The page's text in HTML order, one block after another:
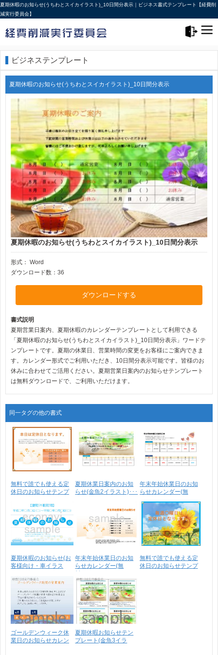
夏期休暇のお知らせ(うちわとスイカイラスト)_10日間分表示｜ビジネス書式テンプレート【経費削
減実行委員会】
ビジネステンプレート
夏期休暇のお知らせ(うちわとスイカイラスト)_10日間分表示
夏期休暇のお知らせ(うちわとスイカイラスト)_10日間分表示
形式： Word
ダウンロード数：36
ダウンロードする
書式説明
夏期営業日案内、夏期休暇のカレンダーテンプレートとして利用できる
「夏期休暇のお知らせ(うちわとスイカイラスト)_10日間分表示」ワードテ
ンプレートです。夏期の休業日、営業時間の変更をお客様にご案内できま
す。カレンダー形式でご利用いただき、10日間分表示可能です。皆様のお
休みに合わせてご活用ください。夏期営業日案内のお知らせテンプレート
は無料ダウンロードで、ご利用いただけます。
同一タグの他の書式
無料で誰でも使える定
休日のお知らせテンプ
夏期休業日案内のお知
らせ(金魚2イラスト)･･･
年末年始休業日のお知
らせカレンダー(無
夏期休暇のお知らせ(お
客様向け・車イラス
年末年始休業日のお知
らせカレンダー(無
無料で誰でも使える定
休日のお知らせテンプ
ゴールデンウィーク休
業日のお知らせカレン
夏期休暇お知らせテン
プレート(金魚3イラ